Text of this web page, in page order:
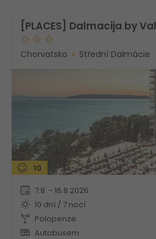
[PLACES] Dalmacija by
Chorvatsko Střední Dalmácie
10
7.8. - 16.8.2026
10 dní / 7 nocí
Polopenze
Autobusem